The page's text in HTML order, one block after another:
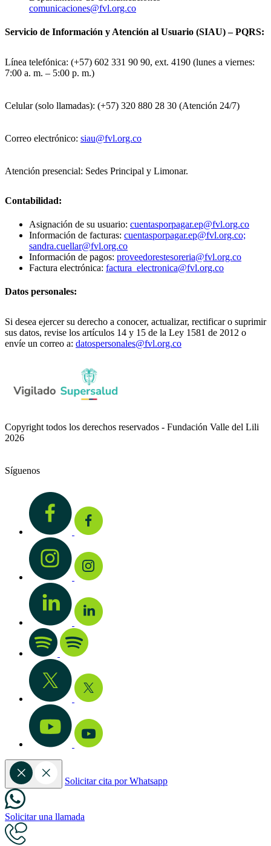
comunicaciones@fvl.org.co
Servicio de Información y Atención al Usuario (SIAU) – PQRS:
Línea telefónica: (+57) 602 331 90 90, ext. 4190 (lunes a viernes:
7:00 a. m. – 5:00 p. m.)
Celular (solo llamadas): (+57) 320 880 28 30 (Atención 24/7)
Correo electrónico: siau@fvl.org.co
Atención presencial: Sedes Principal y Limonar.
Contabilidad:
Asignación de su usuario: cuentasporpagar.ep@fvl.org.co
Información de facturas: cuentasporpagar.ep@fvl.org.co;
sandra.cuellar@fvl.org.co
Información de pagos: proveedorestesoreria@fvl.org.co
Factura electrónica: factura_electronica@fvl.org.co
Datos personales:
Si desea ejercer su derecho a conocer, actualizar, rectificar o suprimir
sus datos, revise los artículos 14 y 15 de la Ley 1581 de 2012 o
envíe un correo a: datospersonales@fvl.org.co
Copyright todos los derechos reservados - Fundación Valle del Lili
2026
Síguenos
Solicitar cita por Whatsapp
Solicitar una llamada